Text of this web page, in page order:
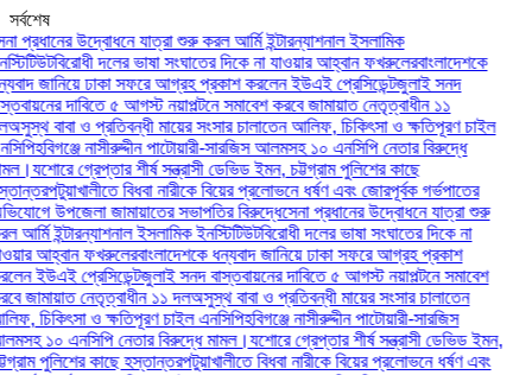
সর্বশেষ
প্রধানের উদ্বোধনে যাত্রা শুরু করল আর্মি ইন্টারন্যাশনাল ইসলামিক
বিরোধী দলের ভাষা সংঘাতের দিকে না যাওয়ার আহ্বান ফখরুলেরবাংলাদেশকে
জানিয়ে ঢাকা সফরে আগ্রহ প্রকাশ করলেন ইউএই প্রেসিডেন্টজুলাই সনদ
দাবিতে ৫ আগস্ট নয়াপল্টনে সমাবেশ করবে জামায়াত নেতৃত্বাধীন ১১
বাবা ও প্রতিবন্ধী মায়ের সংসার চালাতেন আলিফ, চিকিৎসা ও ক্ষতিপূরণ চাইল
হবিগঞ্জে নাসীরুদ্দীন পাটোয়ারী-সারজিস আলমসহ ১০ এনসিপি নেতার বিরুদ্ধে
যশোরে গ্রেপ্তার শীর্ষ সন্ত্রাসী ডেভিড ইমন, চট্টগ্রাম পুলিশের কাছে
পটুয়াখালীতে বিধবা নারীকে বিয়ের প্রলোভনে ধর্ষণ এবং জোরপূর্বক গর্ভপাতের
উপজেলা জামায়াতের সভাপতির বিরুদ্ধেসেনা প্রধানের উদ্বোধনে যাত্রা শুরু
ইন্টারন্যাশনাল ইসলামিক ইনস্টিটিউটবিরোধী দলের ভাষা সংঘাতের দিকে না
আহ্বান ফখরুলেরবাংলাদেশকে ধন্যবাদ জানিয়ে ঢাকা সফরে আগ্রহ প্রকাশ
ইউএই প্রেসিডেন্টজুলাই সনদ বাস্তবায়নের দাবিতে ৫ আগস্ট নয়াপল্টনে সমাবেশ
জামায়াত নেতৃত্বাধীন ১১ দলঅসুস্থ বাবা ও প্রতিবন্ধী মায়ের সংসার চালাতেন
চিকিৎসা ও ক্ষতিপূরণ চাইল এনসিপিহবিগঞ্জে নাসীরুদ্দীন পাটোয়ারী-সারজিস
১০ এনসিপি নেতার বিরুদ্ধে মামল।যশোরে গ্রেপ্তার শীর্ষ সন্ত্রাসী ডেভিড ইমন,
পুলিশের কাছে হস্তান্তরপটুয়াখালীতে বিধবা নারীকে বিয়ের প্রলোভনে ধর্ষণ এবং